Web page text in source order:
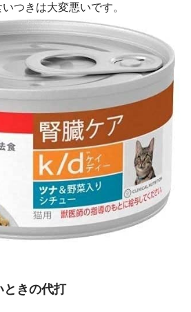
つきは大変悪いです。
ときの代打